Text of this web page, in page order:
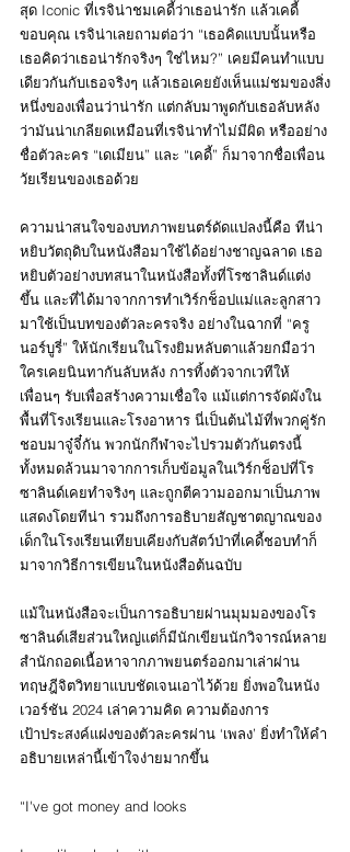
สุด Iconic ที่เรจิน่าชมเคดี้ว่าเธอน่ารัก แล้วเคดี้
ขอบคุณ เรจิน่าเลยถามต่อว่า “เธอคิดแบบนั้นหรือ
เธอคิดว่าเธอน่ารักจริงๆ ใช่ไหม?” เคยมีคนทำแบบ
เดียวกันกับเธอจริงๆ แล้วเธอเคยยังเห็นแม่ชมของสิ่ง
หนึ่งของเพื่อนว่าน่ารัก แต่กลับมาพูดกับเธอลับหลัง
ว่ามันน่าเกลียดเหมือนที่เรจิน่าทำไม่มีผิด หรืออย่าง
ชื่อตัวละคร “เดเมียน” และ “เคดี้” ก็มาจากชื่อเพื่อน
วัยเรียนของเธอด้วย
ความน่าสนใจของบทภาพยนตร์ดัดแปลงนี้คือ ทีน่า
หยิบวัตถุดิบในหนังสือมาใช้ได้อย่างชาญฉลาด เธอ
หยิบตัวอย่างบทสนาในหนังสือทั้งที่โรซาลินด์แต่ง
ขึ้น และที่ได้มาจากการทำเวิร์กช็อปแม่และลูกสาว
มาใช้เป็นบทของตัวละครจริง อย่างในฉากที่ “ครู
นอร์บูรี่” ให้นักเรียนในโรงยิมหลับตาแล้วยกมือว่า
ใครเคยนินทากันลับหลัง การทิ้งตัวจากเวทีให้
เพื่อนๆ รับเพื่อสร้างความเชื่อใจ แม้แต่การจัดผังใน
พื้นที่โรงเรียนและโรงอาหาร นี่เป็นต้นไม้ที่พวกคู่รัก
ชอบมาจู๋จี๋กัน พวกนักกีฬาจะไปรวมตัวกันตรงนี้
ทั้งหมดล้วนมาจากการเก็บข้อมูลในเวิร์กช็อปที่โร
ซาลินด์เคยทำจริงๆ และถูกตีความออกมาเป็นภาพ
แสดงโดยทีน่า รวมถึงการอธิบายสัญชาตญาณของ
เด็กในโรงเรียนเทียบเคียงกับสัตว์ป่าที่เคดี้ชอบทำก็
มาจากวิธีการเขียนในหนังสือต้นฉบับ
แม้ในหนังสือจะเป็นการอธิบายผ่านมุมมองของโร
ซาลินด์เสียส่วนใหญ่แต่ก็มีนักเขียนนักวิจารณ์หลาย
สำนักถอดเนื้อหาจากภาพยนตร์ออกมาเล่าผ่าน
ทฤษฎีจิตวิทยาแบบชัดเจนเอาไว้ด้วย ยิ่งพอในหนัง
เวอร์ชัน 2024 เล่าความคิด ความต้องการ
เป้าประสงค์แฝงของตัวละครผ่าน ‘เพลง’ ยิ่งทำให้คำ
อธิบายเหล่านี้เข้าใจง่ายมากขึ้น
“I've got money and looks